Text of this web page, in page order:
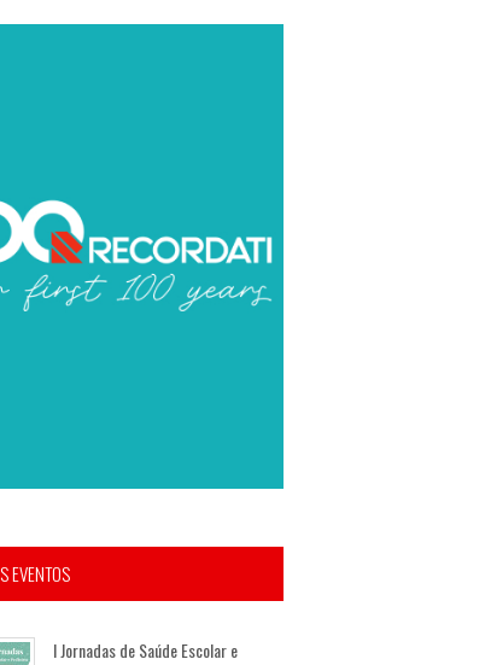
EVENTOS
I Jornadas de Saúde Escolar e